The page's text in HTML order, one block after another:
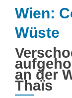
Wien:
Wüste
an der
Thaïs